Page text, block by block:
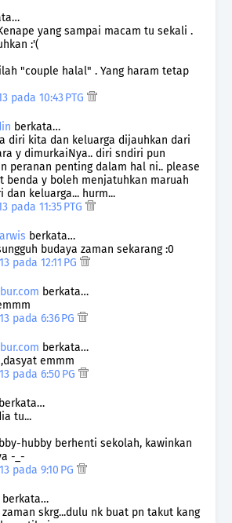
yang sampai macam tu sekali .
:'(
"couple halal" . Yang haram tetap
pada 10:43 PTG
berkata…
diri kita dan keluarga dijauhkan dari
y dimurkaiNya.. diri sndiri pun
peranan penting dalam hal ni.. please
benda y boleh menjatuhkan maruah
dan keluarga... hurm...
pada 11:35 PTG
berkata…
budaya zaman sekarang :0
pada 12:11 PG
berkata…
pada 6:36 PG
berkata…
emmm
pada 6:50 PG
berkata…
tu...
hubby berhenti sekolah, kawinkan
-_-
pada 9:10 PG
berkata…
skrg...dulu nk buat pn takut kang